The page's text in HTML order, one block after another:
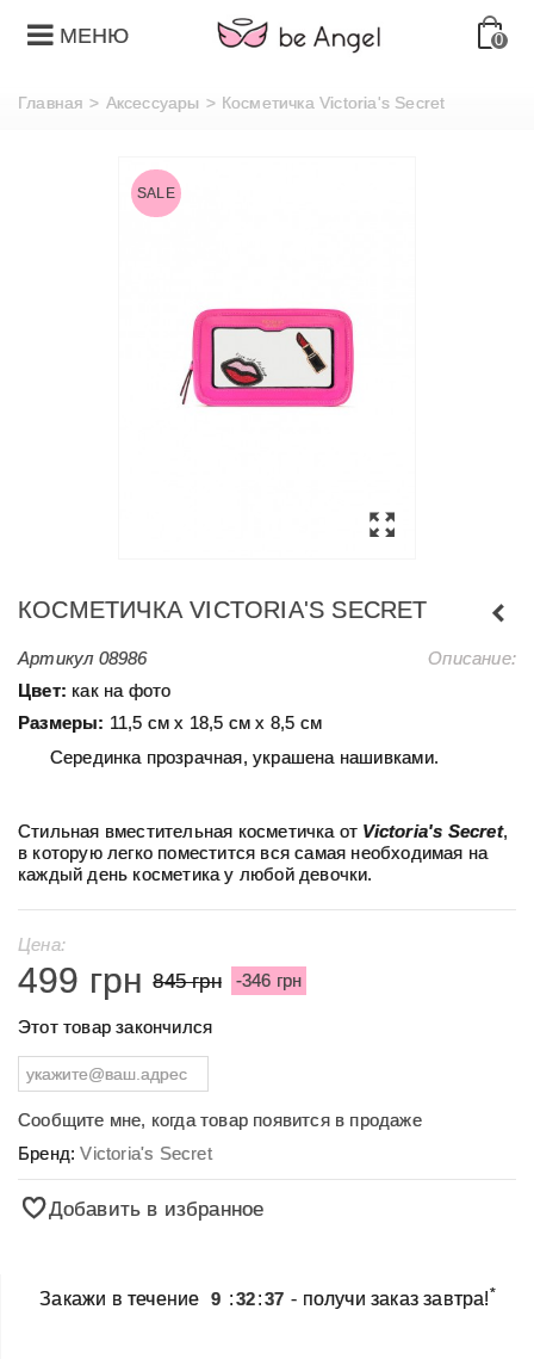
МЕНЮ 0
Главная > Аксессуары > Косметичка Victoria's Secret
SALE
КОСМЕТИЧКА VICTORIA'S SECRET
Артикул 08986
Описание:
Цвет: как на фото
Размеры: 11,5 см х 18,5 см х 8,5 см
Серединка прозрачная, украшена нашивками.
Стильная вместительная косметичка от Victoria's Secret,
в которую легко поместится вся самая необходимая на
каждый день косметика у любой девочки.
Цена:
499 грн 845 грн -346 грн
Этот товар закончился
Сообщите мне, когда товар появится в продаже
Бренд:Victoria's Secret
Добавить в избранное
Закажи в течение 9 :32:37 - получи заказ завтра!*